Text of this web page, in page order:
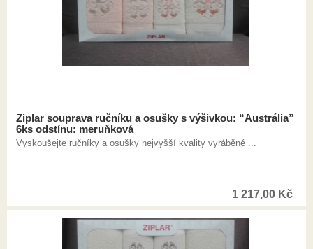
Ziplar souprava ručníku a osušky s výšivkou: “Austrália”
6ks odstínu: meruňková
Vyskoušejte ručníky a osušky nejvyšší kvality vyráběné ...
1 217,00 Kč